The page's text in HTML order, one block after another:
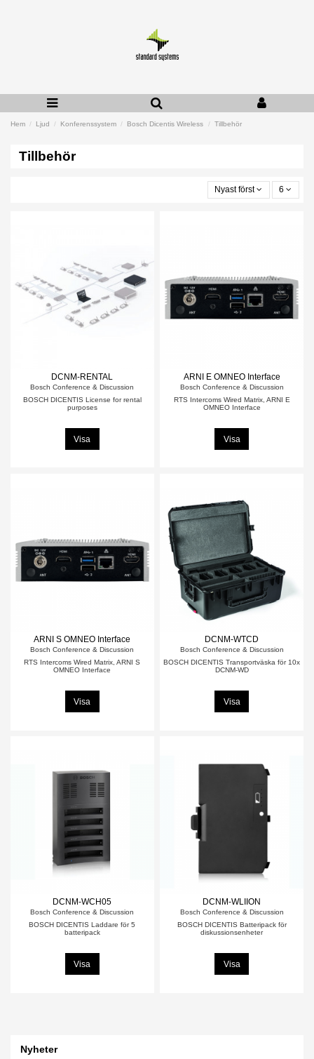
Hem Ljud Konferenssystem Bosch Dicentis Wireless Tillbehör
Tillbehör
Nyast först 6
DCNM-RENTAL
Bosch Conference & Discussion
BOSCH DICENTIS License for rental
purposes
Visa
ARNI E OMNEO Interface
Bosch Conference & Discussion
RTS Intercoms Wired Matrix, ARNI E
OMNEO Interface
Visa
ARNI S OMNEO Interface
Bosch Conference & Discussion
RTS Intercoms Wired Matrix, ARNI S
OMNEO Interface
Visa
DCNM-WTCD
Bosch Conference & Discussion
BOSCH DICENTIS Transportväska för 10x
DCNM-WD
Visa
DCNM-WCH05
Bosch Conference & Discussion
BOSCH DICENTIS Laddare för 5
batteripack
Visa
DCNM-WLIION
Bosch Conference & Discussion
BOSCH DICENTIS Batteripack för
diskussionsenheter
Visa
Nyheter